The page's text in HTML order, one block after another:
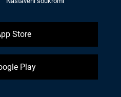
Store
Play